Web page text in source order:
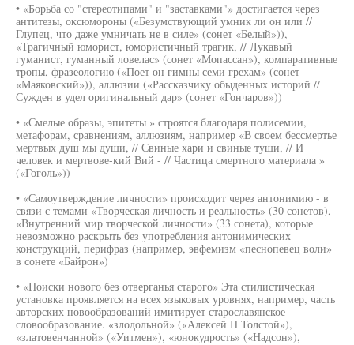
• «Борьба со "стереотипами" и "заставками"» достигается через
антитезы, оксюмороны («Безумствующий умник ли он или //
Глупец, что даже умничать не в силе» (сонет «Белый»)),
«Трагичный юморист, юмористичный трагик, // Лукавый
гуманист, гуманный ловелас» (сонет «Мопассан»), компаративные
тропы, фразеологию («Поет он гимны семи грехам» (сонет
«Маяковский»)), аллюзии («Рассказчику обыденных историй //
Сужден в удел оригинальный дар» (сонет «Гончаров»))
• «Смелые образы, эпитеты » строятся благодаря полисемии,
метафорам, сравнениям, аллюзиям, например «В своем бессмертье
мертвых душ мы души, // Свиные хари и свиные туши, // И
человек и мертвове-кий Вий - // Частица смертного материала »
(«Гоголь»))
• «Самоутверждение личности» происходит через антонимию - в
связи с темами «Творческая личность и реальность» (30 сонетов),
«Внутренний мир творческой личности» (33 сонета), которые
невозможно раскрыть без употребления антонимических
конструкций, перифраз (например, эвфемизм «песнопевец воли»
в сонете «Байрон»)
• «Поиски нового без отверганья старого» Эта стилистическая
установка проявляется на всех языковых уровнях, например, часть
авторских новообразований имитирует старославянское
словообразование. «злодольной» («Алексей Н Толстой»),
«златовенчанной» («Уитмен»), «юнокудрость» («Надсон»),